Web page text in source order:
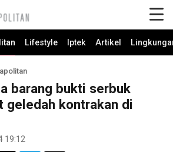
Lifestyle Iptek Artikel
barang bukti serbuk
geledah kontrakan di
19:12